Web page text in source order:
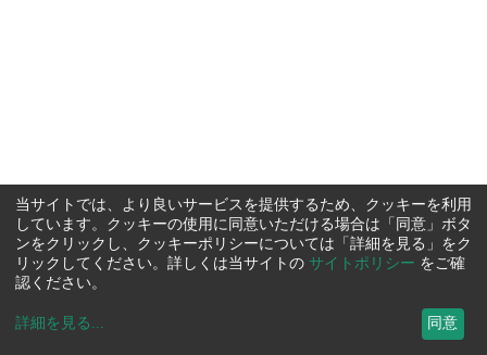
当サイトでは、より良いサービスを提供するため、クッキーを利用
しています。クッキーの使用に同意いただける場合は「同意」ボタ
ンをクリックし、クッキーポリシーについては「詳細を見る」をク
リックしてください。詳しくは当サイトの サイトポリシー をご確
認ください。
詳細を見る ... 同意